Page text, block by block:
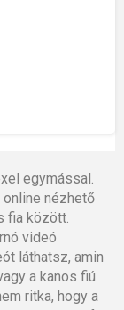
egymással.
nézhető
fia között.
videó
láthatsz, amin
a kanos fiú
ritka, hogy a